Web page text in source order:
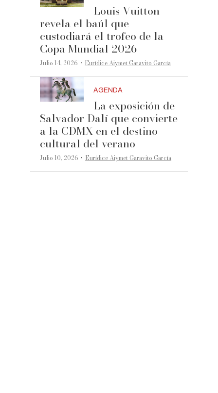
Louis Vuitton
revela el baúl que
custodiará el trofeo de la
Copa Mundial 2026
Julio 14, 2026 ·Eurídice Aiymet Garavito García
AGENDA
La exposición de
Salvador Dalí que convierte
a la CDMX en el destino
cultural del verano
Julio 10, 2026 ·Eurídice Aiymet Garavito García